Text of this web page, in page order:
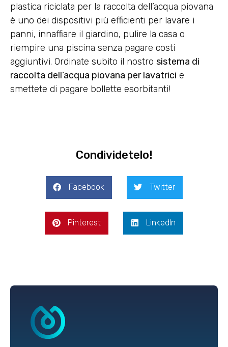
plastica riciclata per la raccolta dell’acqua piovana
è uno dei dispositivi più efficienti per lavare i
panni, innaffiare il giardino, pulire la casa o
riempire una piscina senza pagare costi
aggiuntivi. Ordinate subito il nostro sistema di
raccolta dell’acqua piovana per lavatrici e
smettete di pagare bollette esorbitanti!
Condividetelo!
Facebook Twitter
Pinterest LinkedIn